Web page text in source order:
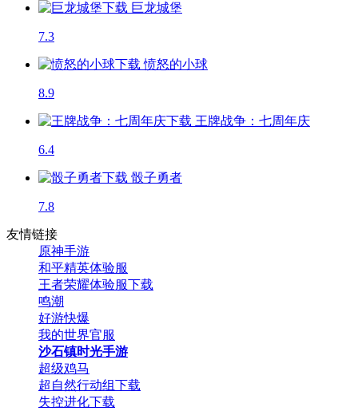
巨龙城堡
7.3
愤怒的小球
8.9
王牌战争：七周年庆
6.4
骰子勇者
7.8
友情链接
原神手游
和平精英体验服
王者荣耀体验服下载
鸣潮
好游快爆
我的世界官服
沙石镇时光手游
超级鸡马
超自然行动组下载
失控进化下载